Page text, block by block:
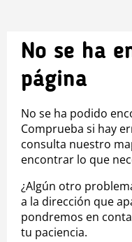
No se ha
página
No se ha podido
Comprueba si hay
consulta nuestro
encontrar lo que
¿Algún otro
a la dirección que
pondremos en
tu paciencia.